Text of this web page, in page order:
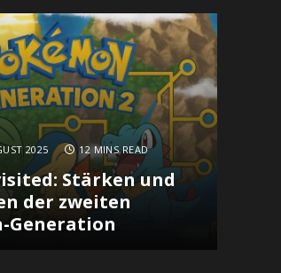
2025 12 MINS READ
Stärken und
der zweiten
Generation